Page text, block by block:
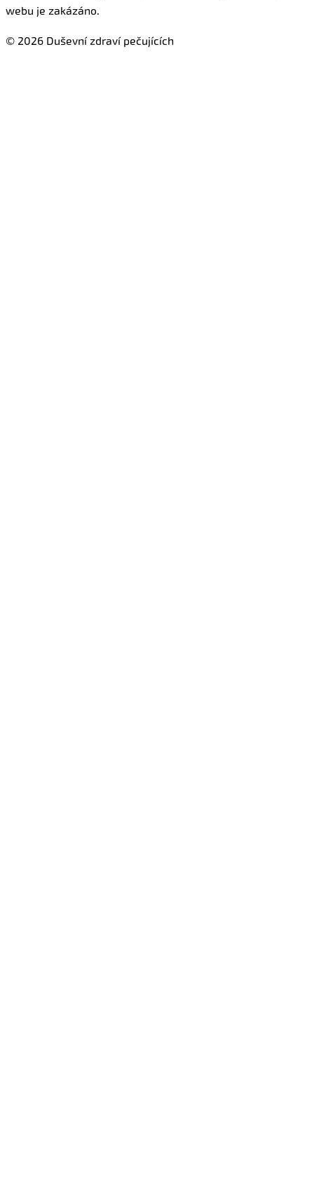
webu je zakázáno.
© 2026 Duševní zdraví pečujících